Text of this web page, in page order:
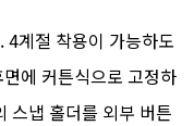
4계절 착용이 가능하도
에 커튼식으로 고정하
스냅 홀더를 외부 버튼